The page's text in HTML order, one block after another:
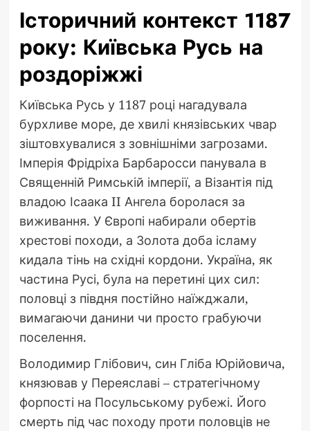
Історичний контекст 1187
року: Київська Русь на
роздоріжжі
Київська Русь у 1187 році нагадувала
бурхливе море, де хвилі князівських чвар
зіштовхувалися з зовнішніми загрозами.
Імперія Фрідріха Барбаросси панувала в
Священній Римській імперії, а Візантія під
владою Ісаака II Ангела боролася за
виживання. У Європі набирали обертів
хрестові походи, а Золота доба ісламу
кидала тінь на східні кордони. Україна, як
частина Русі, була на перетині цих сил:
половці з півдня постійно наїжджали,
вимагаючи данини чи просто грабуючи
поселення.
Володимир Глібович, син Гліба Юрійовича,
князював у Переяславі – стратегічному
форпості на Посульському рубежі. Його
смерть під час походу проти половців не